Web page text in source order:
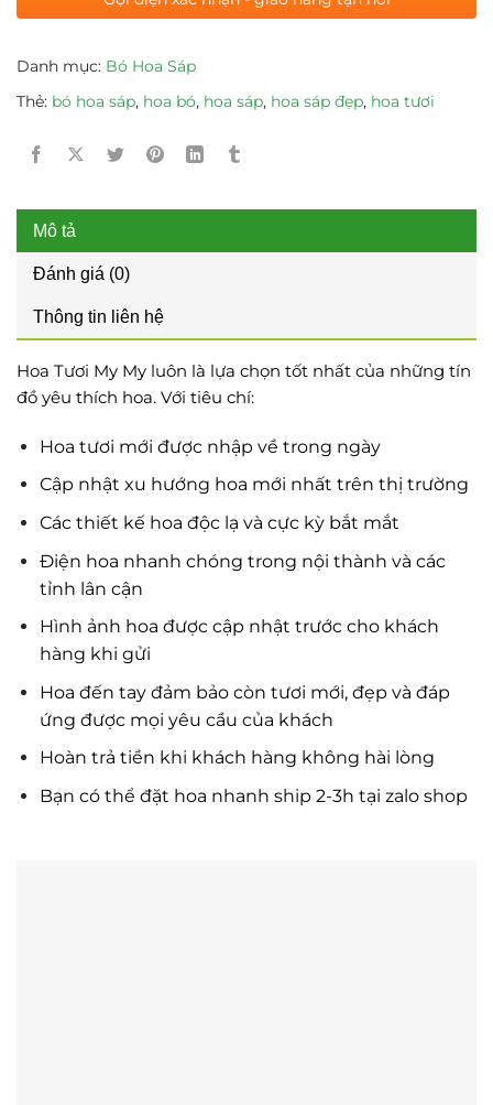
Danh mục: Bó Hoa Sáp
Thẻ: bó hoa sáp, hoa bó, hoa sáp, hoa sáp đẹp, hoa tươi
Mô tả
Đánh giá (0)
Thông tin liên hệ
Hoa Tươi My My luôn là lựa chọn tốt nhất của những tín
đồ yêu thích hoa. Với tiêu chí:
Hoa tươi mới được nhập về trong ngày
Cập nhật xu hướng hoa mới nhất trên thị trường
Các thiết kế hoa độc lạ và cực kỳ bắt mắt
Điện hoa nhanh chóng trong nội thành và các
tỉnh lân cận
Hình ảnh hoa được cập nhật trước cho khách
hàng khi gửi
Hoa đến tay đảm bảo còn tươi mới, đẹp và đáp
ứng được mọi yêu cầu của khách
Hoàn trả tiền khi khách hàng không hài lòng
Bạn có thể đặt hoa nhanh ship 2-3h tại zalo shop